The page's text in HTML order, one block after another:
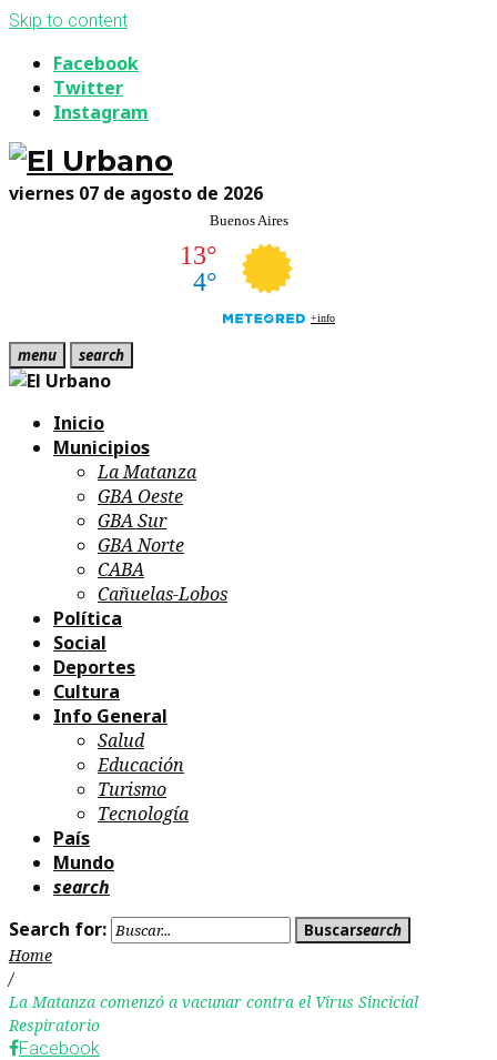
Skip to content
Facebook
Twitter
Instagram
viernes 07 de agosto de 2026
menu search
Inicio
Municipios
La Matanza
GBA Oeste
GBA Sur
GBA Norte
CABA
Cañuelas-Lobos
Política
Social
Deportes
Cultura
Info General
Salud
Educación
Turismo
Tecnología
País
Mundo
search
Search for:
Buscarsearch
Home
/
La Matanza comenzó a vacunar contra el Virus Sincicial
Respiratorio
Facebook